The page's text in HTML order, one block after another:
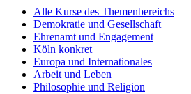
Alle Kurse des Themenbereichs
Demokratie und Gesellschaft
Ehrenamt und Engagement
Köln konkret
Europa und Internationales
Arbeit und Leben
Philosophie und Religion